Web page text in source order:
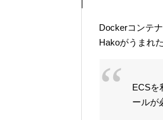
Dockerコンテ
Hakoがうまれ
ECSを
ールが